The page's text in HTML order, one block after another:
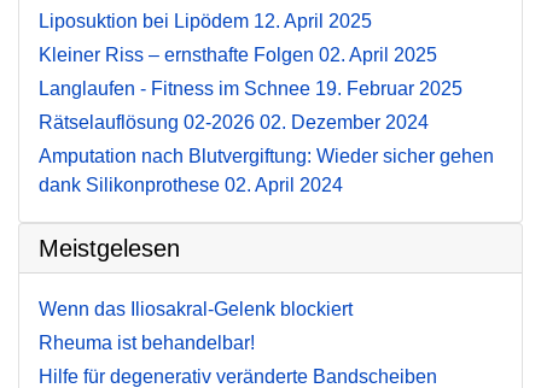
Liposuktion bei Lipödem 12. April 2025
Kleiner Riss – ernsthafte Folgen 02. April 2025
Langlaufen - Fitness im Schnee 19. Februar 2025
Rätselauflösung 02-2026 02. Dezember 2024
Amputation nach Blutvergiftung: Wieder sicher gehen
dank Silikonprothese 02. April 2024
Meistgelesen
Wenn das Iliosakral-Gelenk blockiert
Rheuma ist behandelbar!
Hilfe für degenerativ veränderte Bandscheiben